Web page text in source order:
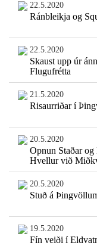
22.5.2020
Ránbleikja og
22.5.2020
Skaust upp úr
Flugufrétta
21.5.2020
Risaurriðar í
20.5.2020
Opnun Staðar
Hvellur við
20.5.2020
Stuð á
19.5.2020
Fín veiði í